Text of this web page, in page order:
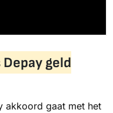
geld
akkoord gaat met het